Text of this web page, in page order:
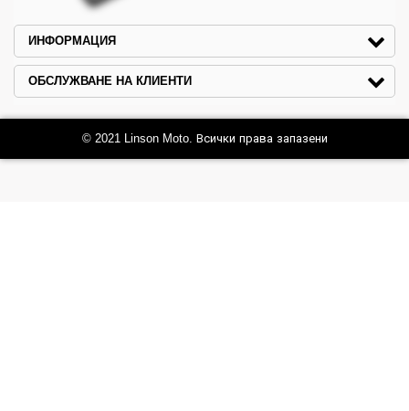
ИНФОРМАЦИЯ
ОБСЛУЖВАНЕ НА КЛИЕНТИ
© 2021 Linson Moto. Всички права запазени